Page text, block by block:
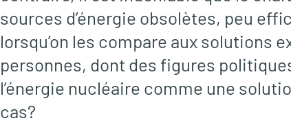
sources d’énergie obsolètes, peu
lorsqu’on les compare aux solutions
personnes, dont des figures
l’énergie nucléaire comme une
cas?